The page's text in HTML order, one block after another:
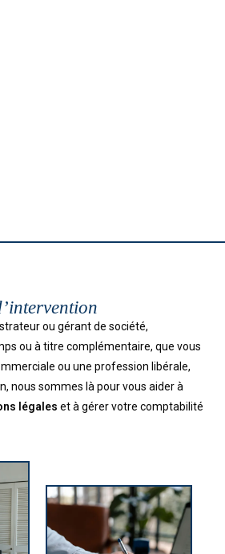
ou gérant de société,
ou à titre complémentaire, que vous
ou une profession libérale,
nous sommes là pour vous aider à
légales et à gérer votre comptabilité